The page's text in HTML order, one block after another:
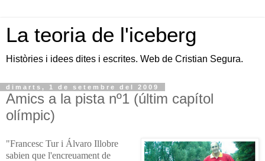
La teoria de l'iceberg
Històries i idees dites i escrites. Web de Cristian Segura.
dimarts, 1 de setembre del 2009
Amics a la pista nº1 (últim capítol
olímpic)
"Francesc Tur i Álvaro Illobre
sabien que l'encreuament de